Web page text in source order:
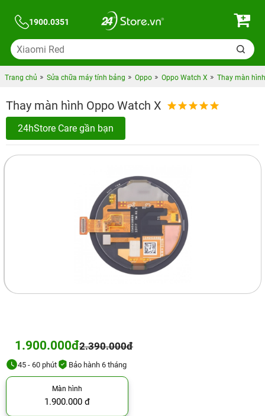
1900.0351
Trang chủ Sửa chữa máy tính bảng Oppo Oppo Watch X Thay màn
Thay màn hình Oppo Watch X
24hStore Care gần bạn
1.900.000đ2.390.000đ
45 - 60 phút Bảo hành 6 tháng
Màn hình
1.900.000 đ